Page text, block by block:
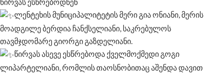
წირვას ესწრებოდნენ
ლენტეხის მუნიციპალიტეტის მერი გია ონიანი, მერის
მოადგილე ბერდია ჩანქსელიანი, საკრებულოს
თავმჯდომარე გიორგი გაზდელიანი.
წირვას ასევე ესწრებოდა ქველმოქმედი გოგი
ლიპარტელიანი, რომლის თაოსნობითაც აშენდა დავით